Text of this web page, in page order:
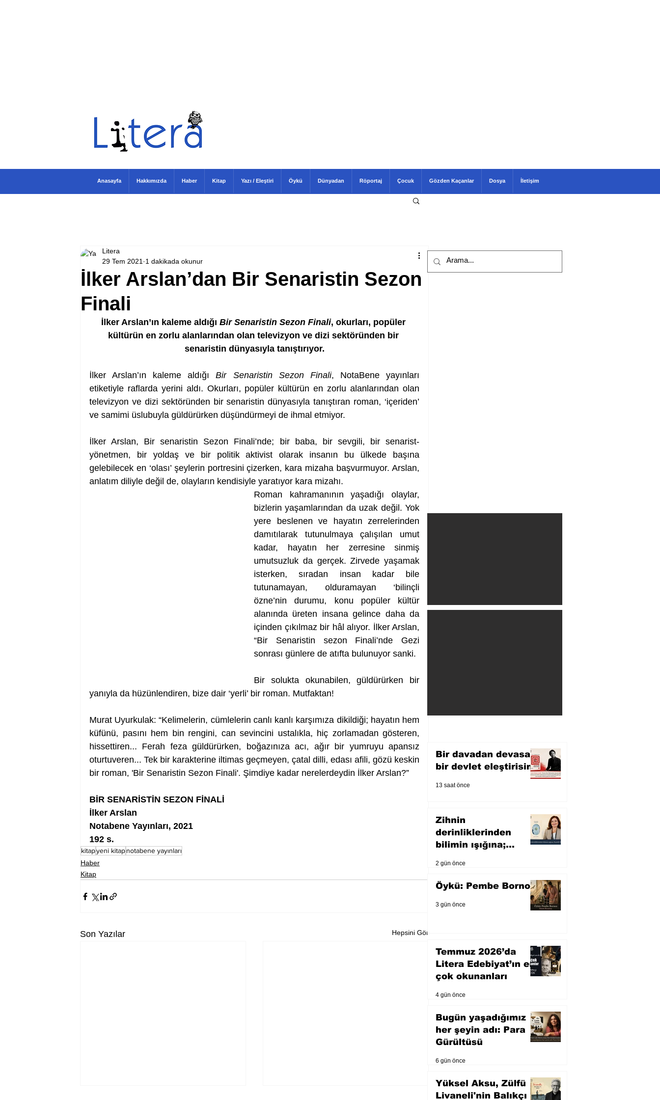
İlker Arslan’dan Bir Senaristin Sezon
Finali
Litera
29 Tem 2021 1 dakikada okunur
İlker Arslan’ın kaleme aldığı Bir Senaristin Sezon Finali, okurları, popüler
kültürün en zorlu alanlarından olan televizyon ve dizi sektöründen bir
senaristin dünyasıyla tanıştırıyor.
İlker Arslan’ın kaleme aldığı Bir Senaristin Sezon Finali, NotaBene yayınları
etiketiyle raflarda yerini aldı. Okurları, popüler kültürün en zorlu alanlarından olan
televizyon ve dizi sektöründen bir senaristin dünyasıyla tanıştıran roman, ‘içeriden’
ve samimi üslubuyla güldürürken düşündürmeyi de ihmal etmiyor.
İlker Arslan, Bir senaristin Sezon Finali’nde; bir baba, bir sevgili, bir senarist-
yönetmen, bir yoldaş ve bir politik aktivist olarak insanın bu ülkede başına
gelebilecek en ‘olası’ şeylerin portresini çizerken, kara mizaha başvurmuyor. Arslan,
anlatım diliyle değil de, olayların kendisiyle yaratıyor kara mizahı.
Roman kahramanının yaşadığı olaylar,
bizlerin yaşamlarından da uzak değil. Yok
yere beslenen ve hayatın zerrelerinden
damıtılarak tutunulmaya çalışılan umut
kadar, hayatın her zerresine sinmiş
umutsuzluk da gerçek. Zirvede yaşamak
isterken, sıradan insan kadar bile
tutunamayan, olduramayan ‘bilinçli
özne’nin durumu, konu popüler kültür
alanında üreten insana gelince daha da
içinden çıkılmaz bir hâl alıyor. İlker Arslan,
“Bir Senaristin sezon Finali’nde Gezi
sonrası günlere de atıfta bulunuyor sanki.
Bir solukta okunabilen, güldürürken bir
yanıyla da hüzünlendiren, bize dair ‘yerli’ bir roman. Mutfaktan!
Murat Uyurkulak: “Kelimelerin, cümlelerin canlı kanlı karşımıza dikildiği; hayatın hem
küfünü, pasını hem bin rengini, can sevincini ustalıkla, hiç zorlamadan gösteren,
hissettiren... Ferah feza güldürürken, boğazınıza acı, ağır bir yumruyu apansız
oturtuveren... Tek bir karakterine iltimas geçmeyen, çatal dilli, edası afili, gözü keskin
bir roman, 'Bir Senaristin Sezon Finali'. Şimdiye kadar nerelerdeydin İlker Arslan?”
BİR SENARİSTİN SEZON FİNALİ
İlker Arslan
Notabene Yayınları, 2021
192 s.
kitapyeni kitapnotabene yayınları
Haber
Kitap
Son Yazılar Hepsini Gör
Bir davadan devasa
bir devlet eleştirisine
13 saat önce
Zihnin
derinliklerinden
bilimin ışığına;
2 gün önce
Öykü: Pembe Bornoz
3 gün önce
Temmuz 2026’da
Litera Edebiyat’ın en
çok okunanları
4 gün önce
Bugün yaşadığımız
her şeyin adı: Para
Gürültüsü
6 gün önce
Yüksel Aksu, Zülfü
Livaneli'nin Balıkçı
Anasayfa Hakkımızda Haber Kitap Yazı / Eleştiri Öykü Dünyadan Röportaj Çocuk Gözden Kaçanlar Dosya İletişim